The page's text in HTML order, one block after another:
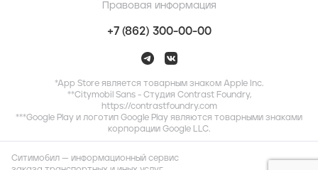
Правовая информация
+7 (862) 300-00-00
*App Store является товарным знаком Apple Inc.
**Citymobil Sans - Студия Contrast Foundry,
https://contrastfoundry.com
***Google Play и логотип Google Play являются товарными знаками
корпорации Google LLC.
Ситимобил — информационный сервис